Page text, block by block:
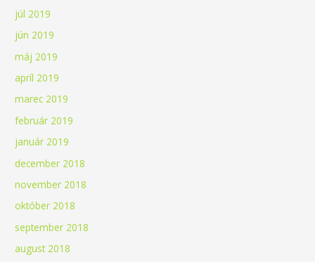
júl 2019
jún 2019
máj 2019
apríl 2019
marec 2019
február 2019
január 2019
december 2018
november 2018
október 2018
september 2018
august 2018